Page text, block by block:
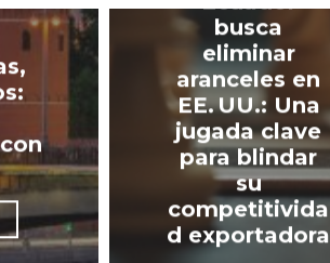
busca
eliminar
aranceles en
EE. UU.: Una
jugada clave
para blindar
su
competitivida
d exportadora